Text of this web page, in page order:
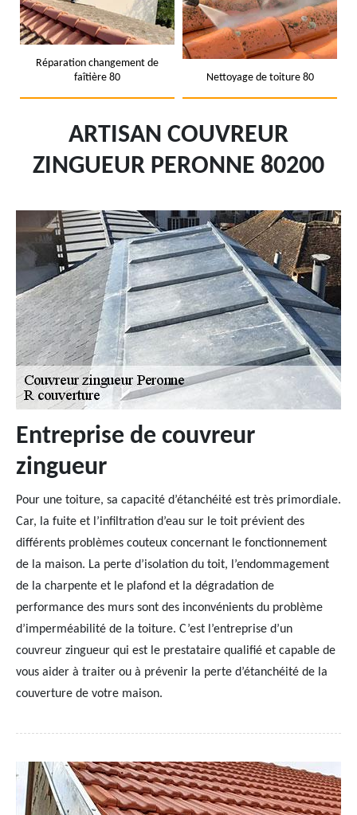
Réparation changement de
faîtière 80
Nettoyage de toiture 80
ARTISAN COUVREUR
ZINGUEUR PERONNE 80200
Entreprise de couvreur
zingueur
Pour une toiture, sa capacité d’étanchéité est très primordiale.
Car, la fuite et l’infiltration d’eau sur le toit prévient des
différents problèmes couteux concernant le fonctionnement
de la maison. La perte d’isolation du toit, l’endommagement
de la charpente et le plafond et la dégradation de
performance des murs sont des inconvénients du problème
d’imperméabilité de la toiture. C’est l’entreprise d’un
couvreur zingueur qui est le prestataire qualifié et capable de
vous aider à traiter ou à prévenir la perte d’étanchéité de la
couverture de votre maison.